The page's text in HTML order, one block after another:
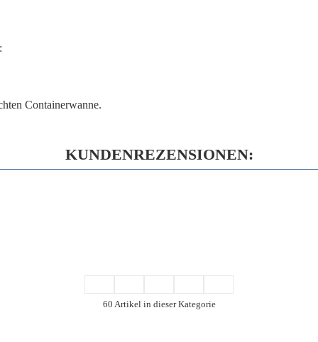
Containerwanne.
KUNDENREZENSIONEN:
60 Artikel in dieser Kategorie